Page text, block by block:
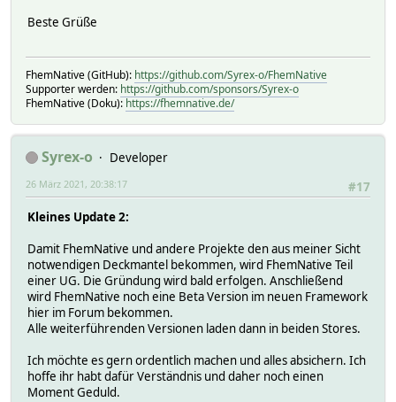
Beste Grüße
FhemNative (GitHub): https://github.com/Syrex-o/FhemNative
Supporter werden: https://github.com/sponsors/Syrex-o
FhemNative (Doku): https://fhemnative.de/
Syrex-o
Developer
#17
26 März 2021, 20:38:17
Kleines Update 2:
Damit FhemNative und andere Projekte den aus meiner Sicht
notwendigen Deckmantel bekommen, wird FhemNative Teil
einer UG. Die Gründung wird bald erfolgen. Anschließend
wird FhemNative noch eine Beta Version im neuen Framework
hier im Forum bekommen.
Alle weiterführenden Versionen laden dann in beiden Stores.
Ich möchte es gern ordentlich machen und alles absichern. Ich
hoffe ihr habt dafür Verständnis und daher noch einen
Moment Geduld.